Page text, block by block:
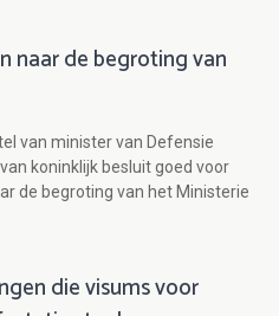
naar de begroting van
van minister van Defensie
koninklijk besluit goed voor
de begroting van het Ministerie
die visums voor